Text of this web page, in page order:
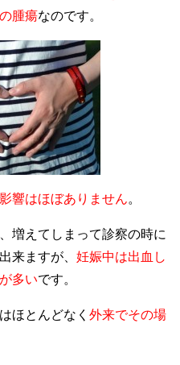
腫瘍なのです。
響はほぼありません。
増えてしまって診察の時に
来ますが、 妊娠中は出血し
多いです。
ほとんどなく 外来でその場